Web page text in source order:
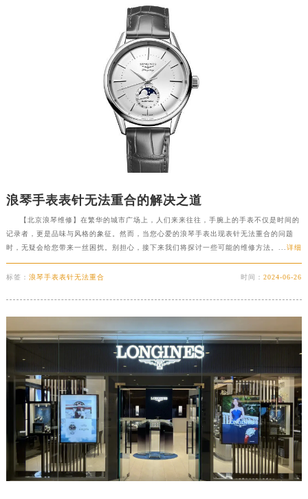
浪琴手表表针无法重合的解决之道
【北京浪琴维修】在繁华的城市广场上，人们来来往往，手腕上的手表不仅是时间的
记录者，更是品味与风格的象征。然而，当您心爱的浪琴手表出现表针无法重合的问题
时，无疑会给您带来一丝困扰。别担心，接下来我们将探讨一些可能的维修方法。...详细
标签： 浪琴手表表针无法重合 时间：2024-06-26